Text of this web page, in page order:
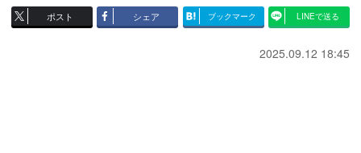
ポスト シェア ブックマーク LINEで送る
2025.09.12 18:45